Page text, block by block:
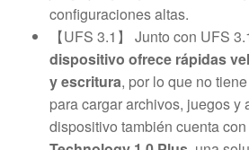
configuraciones altas.
【UFS 3.1】 Junto con UFS
dispositivo ofrece rápidas
y escritura, por lo que no
para cargar archivos, juegos y
dispositivo también cuenta con